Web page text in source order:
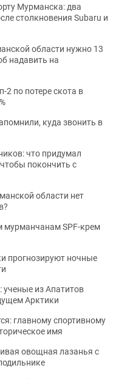
Мурманска: два
столкновения Subaru и
области нужно 13
надавить на
по потере скота в
куда звонить в
что придумал
покончить с
области нет
мурманчанам SPF-крем
прогнозируют ночные
ученые из Апатитов
Арктики
главному спортивному
имя
овощная лазанья с